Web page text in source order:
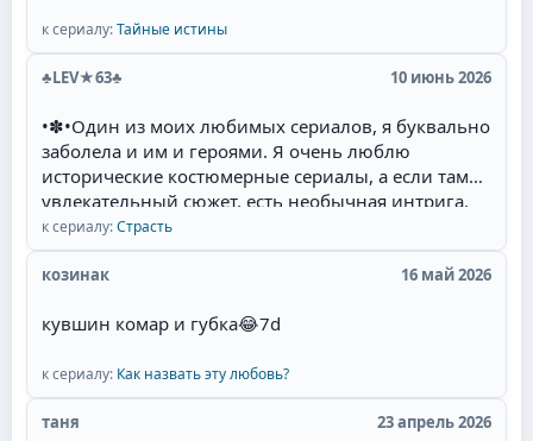
к сериалу:Тайные истины
♣LEV★63♣ 10 июнь 2026
•✽•Один из моих любимых сериалов, я буквально
заболела и им и героями. Я очень люблю
исторические костюмерные сериалы, а если там
увлекательный сюжет, есть необычная интрига,
красивые талантливые актёры(Фернандо Колунга,
Себастьян Рульи, Уильям Леви) и их
великолепная игра, то для меня наслаждение
захватывающий сюжет, съёмки в живописных
полное соответствие эпохе, великолепные наряды
актёров и конечно любимая тема в романах и
сериалах- ненависть перерастающая в бешеную
к сериалу:Страсть
козинак 16 май 2026
кувшин комар и губка😂7d
к сериалу: Как назвать эту любовь?
таня 23 апрель 2026